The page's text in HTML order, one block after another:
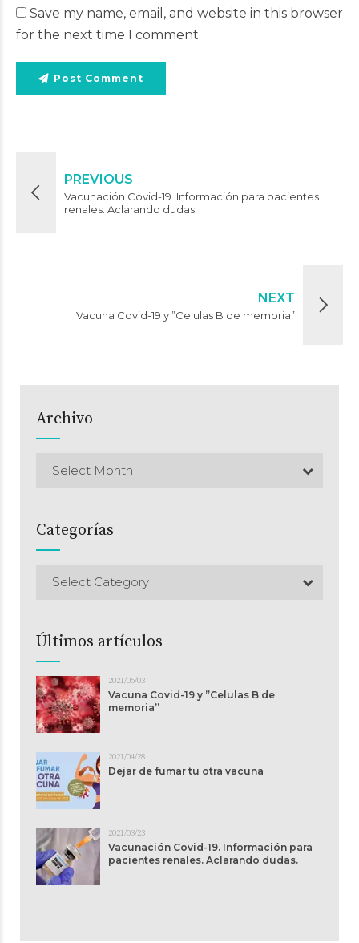
Save my name, email, and website in this browser
for the next time I comment.
Post Comment
PREVIOUS
Vacunación Covid-19. Información para pacientes
renales. Aclarando dudas.
NEXT
Vacuna Covid-19 y ”Celulas B de memoria”
Archivo
Select Month
Categorías
Select Category
Últimos artículos
2021/05/03
Vacuna Covid-19 y ”Celulas B de
memoria”
2021/04/28
Dejar de fumar tu otra vacuna
2021/03/23
Vacunación Covid-19. Información para
pacientes renales. Aclarando dudas.